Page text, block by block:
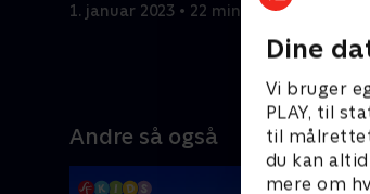
Dine
Vi bruger
PLAY, til
til
du kan
mere om
1. januar 2023 • 22 min
Andre så også